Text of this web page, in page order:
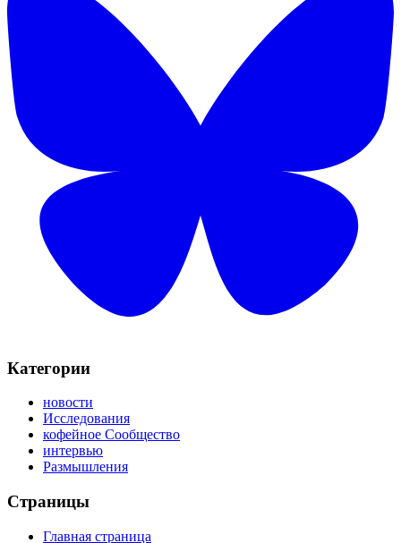
Категории
новости
Исследования
кофейное Сообщество
интервью
Размышления
Страницы
Главная страница